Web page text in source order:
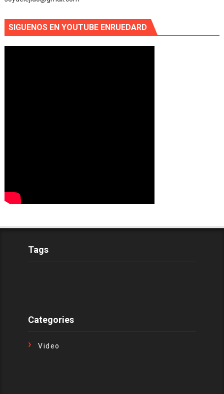
SIGUENOS EN YOUTUBE ENRUEDARD
Tags
Categories
Video